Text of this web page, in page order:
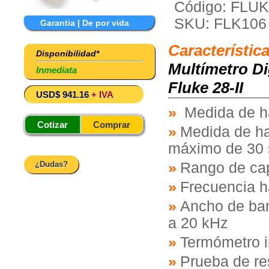
Garantia | De por vida
Disponibilidad*
Inmediata
USD$ 941.16 + IVA
Cotizar Comprar
¿Dudas?
Código:
SKU: FLK106
Multímetro
Fluke 28-II
Medida de
Medida de
máximo de 30
Rango de
Frecuencia
Ancho de
a 20 kHz
Termómetro
Prueba de